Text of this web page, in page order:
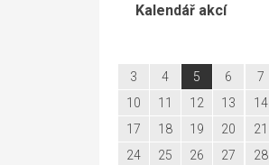
Kalendář akcí
3
4 5 6 7
10
11 12 13 14
17
18 19 20 21
24
25 26 27 28